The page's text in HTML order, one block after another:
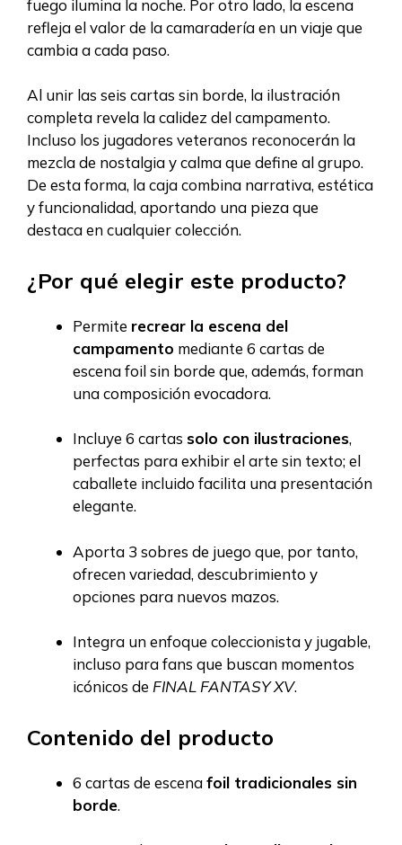
fuego ilumina la noche. Por otro lado, la escena
refleja el valor de la camaradería en un viaje que
cambia a cada paso.
Al unir las seis cartas sin borde, la ilustración
completa revela la calidez del campamento.
Incluso los jugadores veteranos reconocerán la
mezcla de nostalgia y calma que define al grupo.
De esta forma, la caja combina narrativa, estética
y funcionalidad, aportando una pieza que
destaca en cualquier colección.
¿Por qué elegir este producto?
Permite recrear la escena del
campamento mediante 6 cartas de
escena foil sin borde que, además, forman
una composición evocadora.
Incluye 6 cartas solo con ilustraciones,
perfectas para exhibir el arte sin texto; el
caballete incluido facilita una presentación
elegante.
Aporta 3 sobres de juego que, por tanto,
ofrecen variedad, descubrimiento y
opciones para nuevos mazos.
Integra un enfoque coleccionista y jugable,
incluso para fans que buscan momentos
icónicos de FINAL FANTASY XV.
Contenido del producto
6 cartas de escenafoil tradicionales sin
borde.